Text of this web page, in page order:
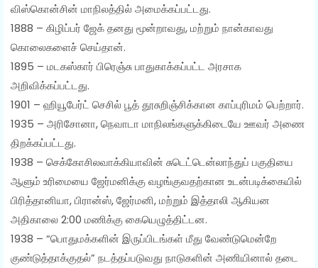
விஸ்கொன்சின் மாநிலத்தில் அமைக்கப்பட்டது.
1888 – கிழிப்பர் ஜேக் தனது மூன்றாவது, மற்றும் நான்காவது
கொலைகளைச் செய்தான்.
1895 – மடகஸ்கார் பிரெஞ்சு பாதுகாக்கப்பட்ட அரசாக
அறிவிக்கப்பட்டது.
1901 – ஹியூபேர்ட் செசில் பூத் தூசுறிஞ்சிக்கான காப்புரிமம் பெற்றார்.
1935 – அரிசோனா, நெவாடா மாநிலங்களுக்கிடையே ஊவர் அணை
திறக்கப்பட்டது.
1938 – செக்கோசிலவாக்கியாவின் சுடெட்டென்லாந்துப் பகுதியை
ஆளும் உரிமையை ஜேர்மனிக்கு வழங்குவதற்கான உடன்படிக்கையில்
பிரித்தானியா, பிரான்ஸ், ஜேர்மனி, மற்றும் இத்தாலி ஆகியன
அதிகாலை 2:00 மணிக்கு கையெழுத்திட்டன.
1938 – “பொதுமக்களின் இருப்பிடங்கள் மீது வேண்டுமென்றே
குண்டுத்தாக்குதல்” நடத்தப்படுவது நாடுகளின் அணியினால் தடை